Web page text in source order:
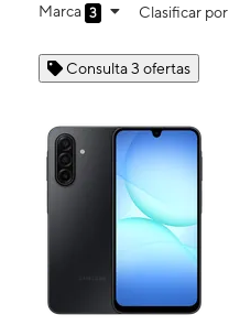
Marca 3 Clasificar por
Consulta 3 ofertas